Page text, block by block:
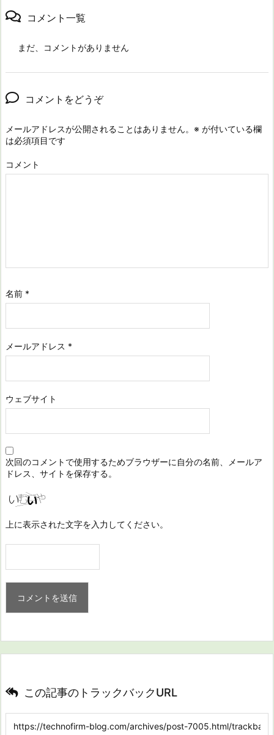
コメント一覧
まだ、コメントがありません
コメントをどうぞ
メールアドレスが公開されることはありません。 ※ が付いている欄
は必須項目です
コメント
名前 *
メールアドレス *
ウェブサイト
次回のコメントで使用するためブラウザーに自分の名前、メールア
ドレス、サイトを保存する。
上に表示された文字を入力してください。
この記事のトラックバックURL